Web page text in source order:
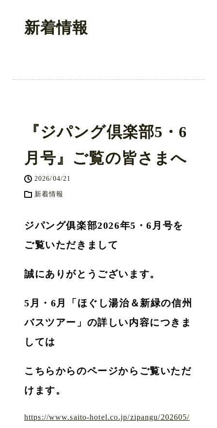
新着情報
『ジパング倶楽部5・6
月号』ご覧の皆さまへ
2026/04/21
新着情報
ジパング俱楽部2026年5・6月号を
ご覧いただきまして
誠にありがとうございます。
5月・6月「ほぐし湯治＆新緑の信州
バスツアー」の詳しい内容につきま
しては
こちらからのページからご覧いただ
けます。
https://www.saito-hotel.co.jp/zipangu/202605/